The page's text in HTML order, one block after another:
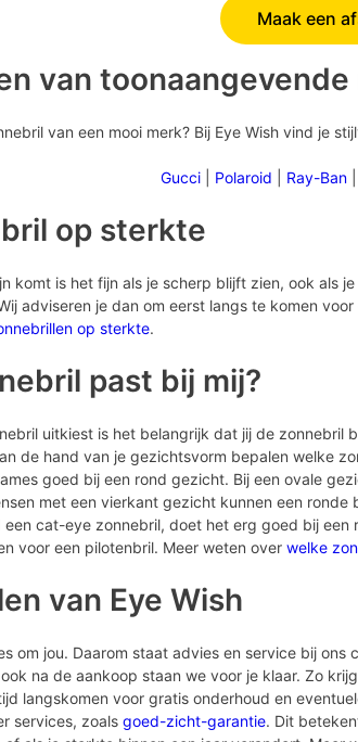
Maak een
van toonaangevende
van een mooi merk? Bij Eye Wish vind je
Gucci
Polaroid Ray-Ban
op sterkte
komt is het fijn als je scherp blijft zien, ook als
adviseren je dan om eerst langs te komen
op sterkte.
past bij mij?
uitkiest is het belangrijk dat jij de
de hand van je gezichtsvorm bepalen welke
goed bij een rond gezicht. Bij een ovale
met een vierkant gezicht kunnen een
een cat-eye zonnebril, doet het erg goed bij
voor een pilotenbril. Meer weten over welke
van Eye Wish
om jou. Daarom staat advies en service bij
na de aankoop staan we voor je klaar. Zo
langskomen voor gratis onderhoud en
services, zoals goed-zicht-garantie. Dit